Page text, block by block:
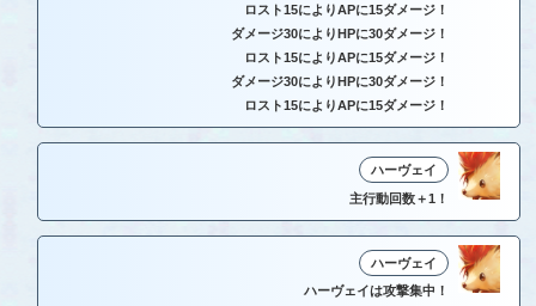
ロスト15によりAPに15ダメージ！
ダメージ30によりHPに30ダメージ！
ロスト15によりAPに15ダメージ！
ダメージ30によりHPに30ダメージ！
ロスト15によりAPに15ダメージ！
ハーヴェイ
主行動回数＋1！
ハーヴェイ
ハーヴェイは攻撃集中！